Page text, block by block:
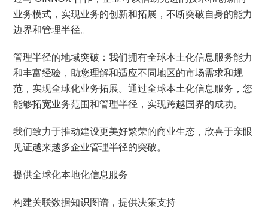
业务模式，实现业务的创新和拓展，不断突破自身的能力
边界和管理半径。
管理半径的地域突破：我们拥有全球本土化信息服务能力
和丰富经验，助您理解和适应不同地区的市场需求和规
范，实现全球化业务拓展。通过全球本土化信息服务，您
能够拓宽业务范围和管理半径，实现跨越国界的成功。
我们致力于推动建设更美好繁荣的商业生态，欣喜于亲眼
见证越来越多企业管理半径的突破。
提供全球化本地化信息服务
构建关联数据知识图谱，提供决策支持